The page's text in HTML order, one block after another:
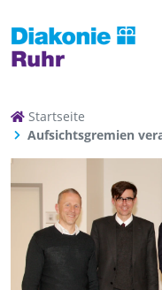
Startseite
Aufsichtsgremien